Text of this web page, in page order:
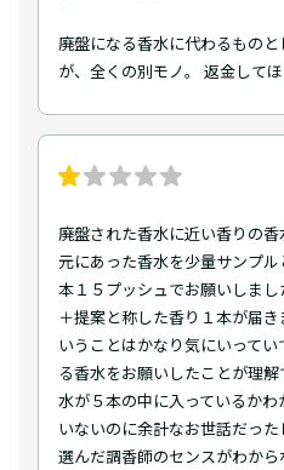
廃盤になる香水に代わるもの
が、全くの別モノ。 返金して
廃盤された香水に近い香りの
元にあった香水を少量サンプ
本１５プッシュでお願いしま
＋提案と称した香り１本が届
いうことはかなり気にいって
る香水をお願いしたことが理
水が５本の中に入っているか
いないのに余計なお世話だっ
選んだ調香師のセンスがわか